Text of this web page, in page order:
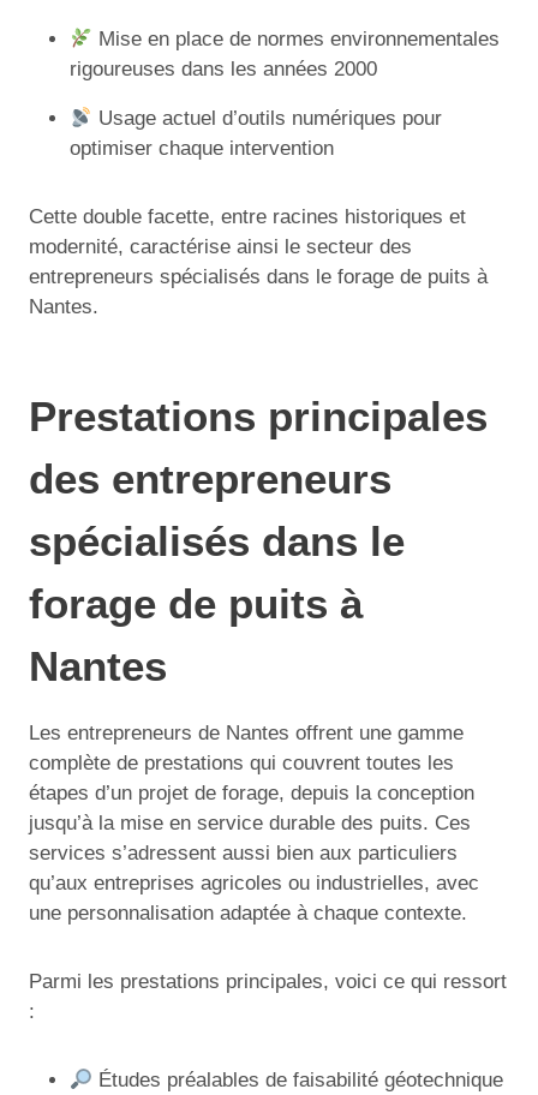
Mise en place de normes environnementales
rigoureuses dans les années 2000
Usage actuel d’outils numériques pour
optimiser chaque intervention
Cette double facette, entre racines historiques et
modernité, caractérise ainsi le secteur des
entrepreneurs spécialisés dans le forage de puits à
Nantes.
Prestations principales
des entrepreneurs
spécialisés dans le
forage de puits à
Nantes
Les entrepreneurs de Nantes offrent une gamme
complète de prestations qui couvrent toutes les
étapes d’un projet de forage, depuis la conception
jusqu’à la mise en service durable des puits. Ces
services s’adressent aussi bien aux particuliers
qu’aux entreprises agricoles ou industrielles, avec
une personnalisation adaptée à chaque contexte.
Parmi les prestations principales, voici ce qui ressort
:
Études préalables de faisabilité géotechnique